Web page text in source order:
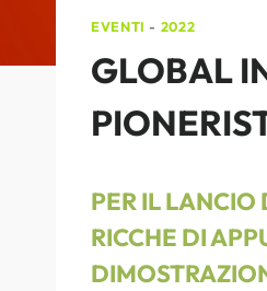
EVENTI - 2022
GLOBAL
PER IL
RICCHE DI